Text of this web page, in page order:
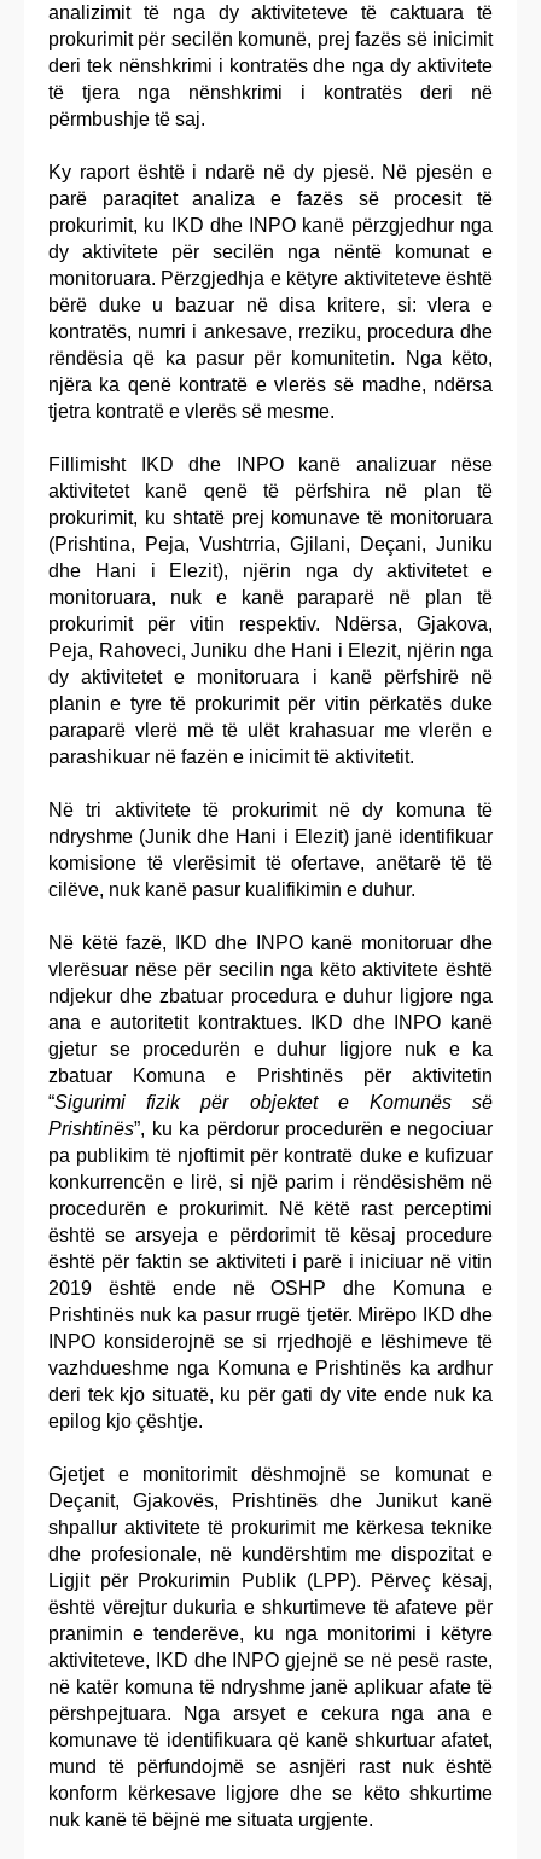
analizimit të nga dy aktiviteteve të caktuara të
prokurimit për secilën komunë, prej fazës së inicimit
deri tek nënshkrimi i kontratës dhe nga dy aktivitete
të tjera nga nënshkrimi i kontratës deri në
përmbushje të saj.
Ky raport është i ndarë në dy pjesë. Në pjesën e
parë paraqitet analiza e fazës së procesit të
prokurimit, ku IKD dhe INPO kanë përzgjedhur nga
dy aktivitete për secilën nga nëntë komunat e
monitoruara. Përzgjedhja e këtyre aktiviteteve është
bërë duke u bazuar në disa kritere, si: vlera e
kontratës, numri i ankesave, rreziku, procedura dhe
rëndësia që ka pasur për komunitetin. Nga këto,
njëra ka qenë kontratë e vlerës së madhe, ndërsa
tjetra kontratë e vlerës së mesme.
Fillimisht IKD dhe INPO kanë analizuar nëse
aktivitetet kanë qenë të përfshira në plan të
prokurimit, ku shtatë prej komunave të monitoruara
(Prishtina, Peja, Vushtrria, Gjilani, Deçani, Juniku
dhe Hani i Elezit), njërin nga dy aktivitetet e
monitoruara, nuk e kanë paraparë në plan të
prokurimit për vitin respektiv. Ndërsa, Gjakova,
Peja, Rahoveci, Juniku dhe Hani i Elezit, njërin nga
dy aktivitetet e monitoruara i kanë përfshirë në
planin e tyre të prokurimit për vitin përkatës duke
paraparë vlerë më të ulët krahasuar me vlerën e
parashikuar në fazën e inicimit të aktivitetit.
Në tri aktivitete të prokurimit në dy komuna të
ndryshme (Junik dhe Hani i Elezit) janë identifikuar
komisione të vlerësimit të ofertave, anëtarë të të
cilëve, nuk kanë pasur kualifikimin e duhur.
Në këtë fazë, IKD dhe INPO kanë monitoruar dhe
vlerësuar nëse për secilin nga këto aktivitete është
ndjekur dhe zbatuar procedura e duhur ligjore nga
ana e autoritetit kontraktues. IKD dhe INPO kanë
gjetur se procedurën e duhur ligjore nuk e ka
zbatuar Komuna e Prishtinës për aktivitetin
“Sigurimi fizik për objektet e Komunës së
Prishtinës”, ku ka përdorur procedurën e negociuar
pa publikim të njoftimit për kontratë duke e kufizuar
konkurrencën e lirë, si një parim i rëndësishëm në
procedurën e prokurimit. Në këtë rast perceptimi
është se arsyeja e përdorimit të kësaj procedure
është për faktin se aktiviteti i parë i iniciuar në vitin
2019 është ende në OSHP dhe Komuna e
Prishtinës nuk ka pasur rrugë tjetër. Mirëpo IKD dhe
INPO konsiderojnë se si rrjedhojë e lëshimeve të
vazhdueshme nga Komuna e Prishtinës ka ardhur
deri tek kjo situatë, ku për gati dy vite ende nuk ka
epilog kjo çështje.
Gjetjet e monitorimit dëshmojnë se komunat e
Deçanit, Gjakovës, Prishtinës dhe Junikut kanë
shpallur aktivitete të prokurimit me kërkesa teknike
dhe profesionale, në kundërshtim me dispozitat e
Ligjit për Prokurimin Publik (LPP). Përveç kësaj,
është vërejtur dukuria e shkurtimeve të afateve për
pranimin e tenderëve, ku nga monitorimi i këtyre
aktiviteteve, IKD dhe INPO gjejnë se në pesë raste,
në katër komuna të ndryshme janë aplikuar afate të
përshpejtuara. Nga arsyet e cekura nga ana e
komunave të identifikuara që kanë shkurtuar afatet,
mund të përfundojmë se asnjëri rast nuk është
konform kërkesave ligjore dhe se këto shkurtime
nuk kanë të bëjnë me situata urgjente.